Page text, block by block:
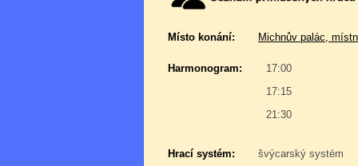
Místo konání: Michnův palác,
Harmonogram:
17:00
17:15
21:30
Hrací systém:
švýcarský systém